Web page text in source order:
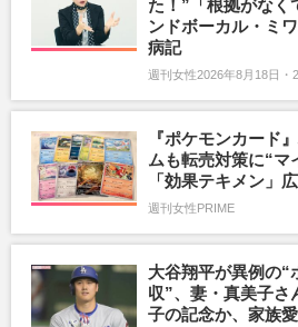
た！”「根拠がなく
ンドボーカル・ミ
病記
週刊女性2026年8月18日・
『ポケモンカード
ムも転売対策に“マ
「効果テキメン」
週刊女性PRIME
大谷翔平が異例の“
収”、妻・真美子さ
子の記念か、家族